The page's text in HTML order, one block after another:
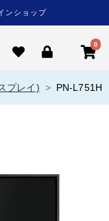
ンショップ
0
プレイ) PN-L751H